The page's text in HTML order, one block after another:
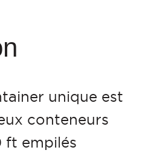
unique est
conteneurs
ft empilés